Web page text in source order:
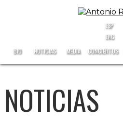
ESP
ENG
BIO NOTICIAS MEDIA CONCIERTOS
NOTICIAS